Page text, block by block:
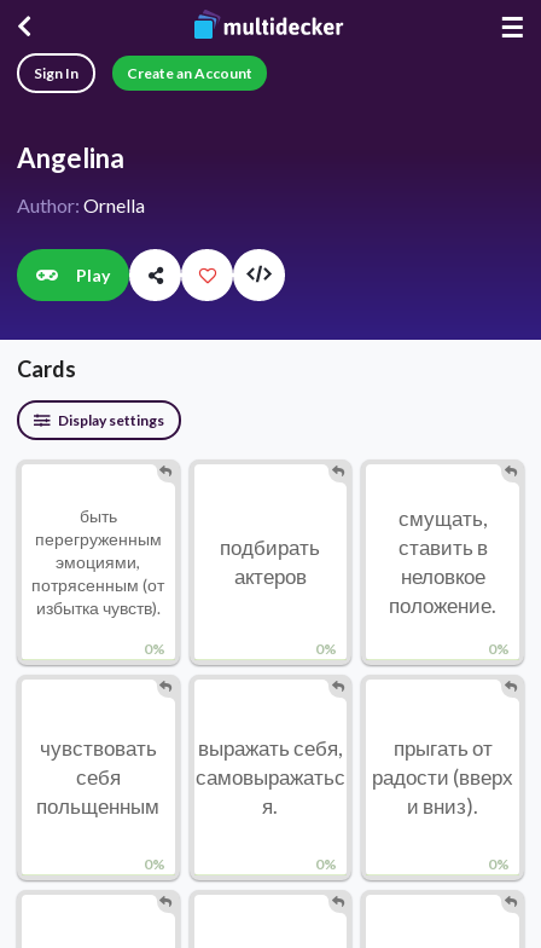
☰
Sign In Create an Account
Angelina
Author: Ornella
Play
Cards
Display settings
0%
быть
перегруженным
эмоциями,
потрясенным (от
избытка чувств).
0%
подбирать
актеров
0%
смущать,
ставить в
неловкое
положение.
0%
чувствовать
себя
польщенным
0%
выражать себя,
самовыражатьс
я.
0%
прыгать от
радости (вверх
и вниз).